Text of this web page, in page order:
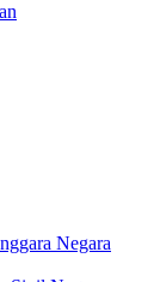
Negara